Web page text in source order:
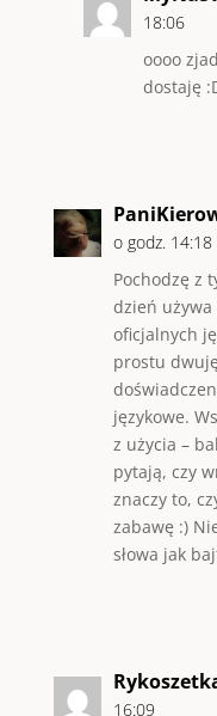
18:06
oooo
dostaję
o godz. 14:18
Pochodzę z
dzień używa
oficjalnych
prostu
językowe.
z użycia –
pytają, czy
znaczy to,
zabawę :)
słowa jak
16:09